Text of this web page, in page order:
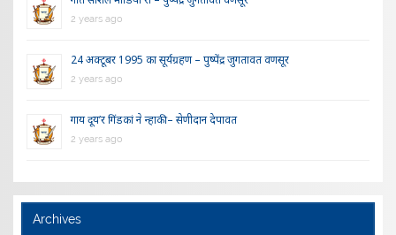
2 years ago
24 अक्टूबर 1995 का सूर्यग्रहण – पुष्पेंद्र जुगतावत वणसूर
2 years ago
गाय दूय’र गिंडकां ने न्हाकी – सेणीदान देपावत
2 years ago
Archives